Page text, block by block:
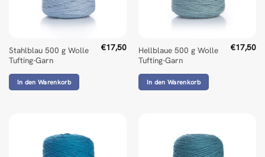
Stahlblau 500 g Wolle
Tufting-Garn
€17,50
In den Warenkorb
Hellblaue 500 g Wolle
Tufting-Garn
€17,50
In den Warenkorb